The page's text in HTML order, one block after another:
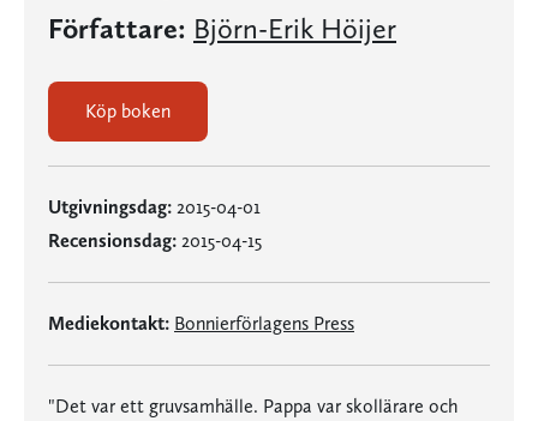
Författare: Björn-Erik Höijer
Köp boken
Utgivningsdag: 2015-04-01
Recensionsdag: 2015-04-15
Mediekontakt: Bonnierförlagens Press
"Det var ett gruvsamhälle. Pappa var skollärare och